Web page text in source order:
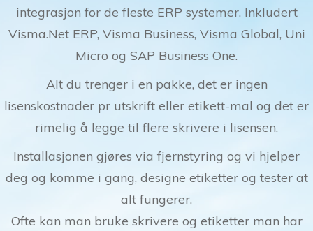
integrasjon for de fleste ERP systemer. Inkludert
Visma.Net ERP, Visma Business, Visma Global, Uni
Micro og SAP Business One.
Alt du trenger i en pakke, det er ingen
lisenskostnader pr utskrift eller etikett-mal og det er
rimelig å legge til flere skrivere i lisensen.
Installasjonen gjøres via fjernstyring og vi hjelper
deg og komme i gang, designe etiketter og tester at
alt fungerer.
Ofte kan man bruke skrivere og etiketter man har